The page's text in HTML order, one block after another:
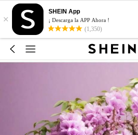
×
SHEIN App
¡ Descarga la APP Ahora !
(1,350)